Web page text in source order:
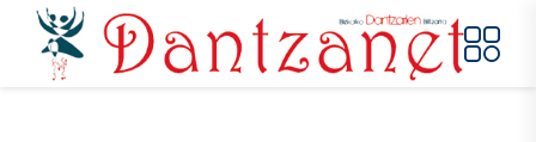
Pasar al contenido principal